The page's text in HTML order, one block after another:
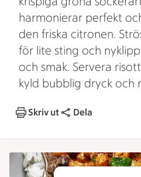
harmonierar perfekt
den friska citronen.
för lite sting och
och smak. Servera
kyld bubblig dryck och
Skriv ut Dela